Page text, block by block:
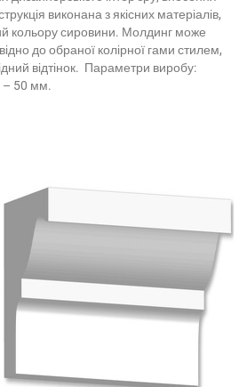
виконана з якісних матеріалів,
кольору сировини. Молдинг може
до обраної колірної гами стилем,
відтінок. Параметри виробу:
– 50 мм.